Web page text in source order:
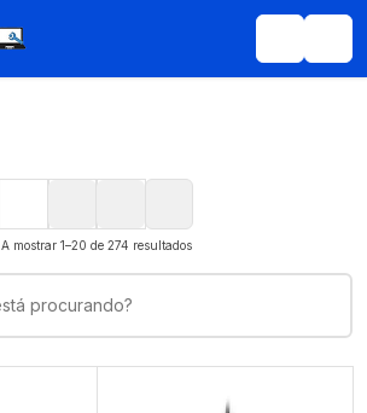
A mostrar 1–20 de 274 resultados